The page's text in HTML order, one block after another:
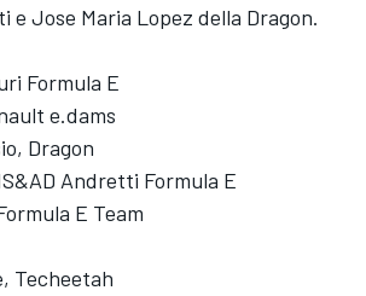
e Jose Maria Lopez della Dragon.
Formula E
e.dams
Dragon
Andretti Formula E
E Team
Techeetah